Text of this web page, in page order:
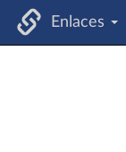
Enlaces